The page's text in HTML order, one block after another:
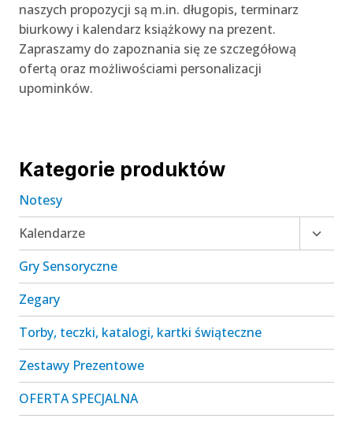
naszych propozycji są m.in. długopis, terminarz
biurkowy i kalendarz książkowy na prezent.
Zapraszamy do zapoznania się ze szczegółową
ofertą oraz możliwościami personalizacji
upominków.
Kategorie produktów
Notesy
Kalendarze
menu
Gry Sensoryczne
Zegary
Torby, teczki, katalogi, kartki świąteczne
Zestawy Prezentowe
OFERTA SPECJALNA